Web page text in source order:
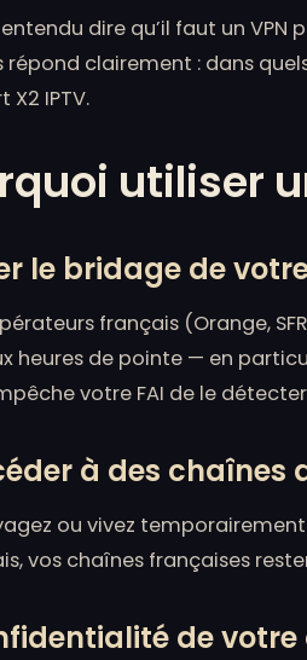
dire qu’il faut un VPN
répond clairement : dans
X2 IPTV.
utiliser
le bridage de
français (Orange,
heures de pointe — en
votre FAI de le
à des chaînes
ou vivez
vos chaînes françaises
de votre